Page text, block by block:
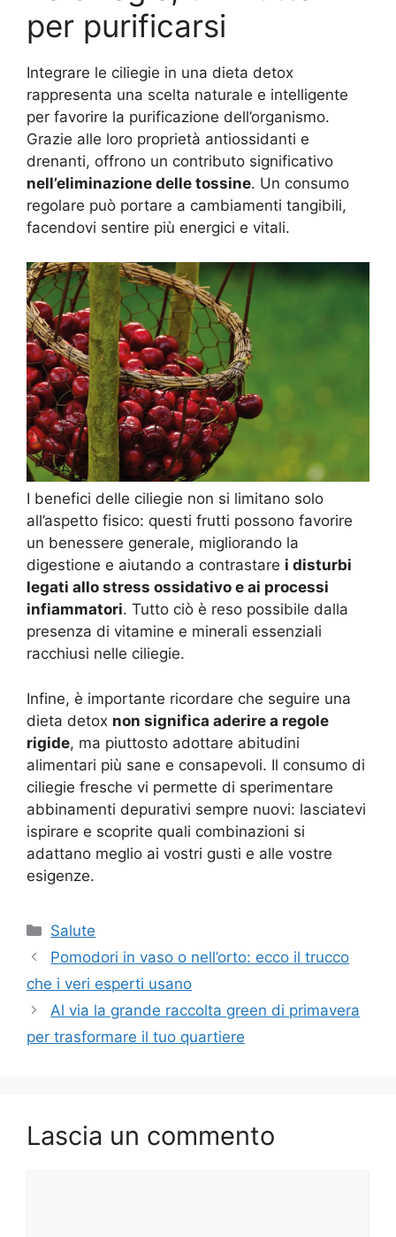
per purificarsi
Integrare le ciliegie in una dieta detox
rappresenta una scelta naturale e intelligente
per favorire la purificazione dell’organismo.
Grazie alle loro proprietà antiossidanti e
drenanti, offrono un contributo significativo
nell’eliminazione delle tossine. Un consumo
regolare può portare a cambiamenti tangibili,
facendovi sentire più energici e vitali.
I benefici delle ciliegie non si limitano solo
all’aspetto fisico: questi frutti possono favorire
un benessere generale, migliorando la
digestione e aiutando a contrastare i disturbi
legati allo stress ossidativo e ai processi
infiammatori. Tutto ciò è reso possibile dalla
presenza di vitamine e minerali essenziali
racchiusi nelle ciliegie.
Infine, è importante ricordare che seguire una
dieta detox non significa aderire a regole
rigide, ma piuttosto adottare abitudini
alimentari più sane e consapevoli. Il consumo di
ciliegie fresche vi permette di sperimentare
abbinamenti depurativi sempre nuovi: lasciatevi
ispirare e scoprite quali combinazioni si
adattano meglio ai vostri gusti e alle vostre
esigenze.
Categorie
Salute
Pomodori in vaso o nell’orto: ecco il trucco
che i veri esperti usano
Al via la grande raccolta green di primavera
per trasformare il tuo quartiere
Lascia un commento